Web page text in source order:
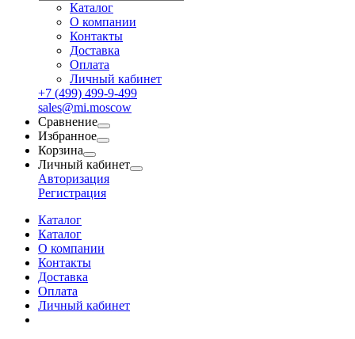
Каталог
О компании
Контакты
Доставка
Оплата
Личный кабинет
+7 (499) 499-9-499
sales@mi.moscow
Сравнение
Избранное
Корзина
Личный кабинет
Авторизация
Регистрация
Каталог
Каталог
О компании
Контакты
Доставка
Оплата
Личный кабинет